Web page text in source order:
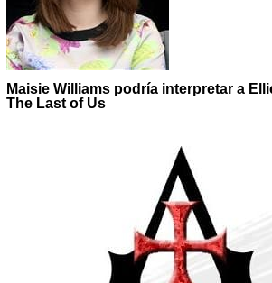
Maisie Williams podría interpretar a
The Last of Us